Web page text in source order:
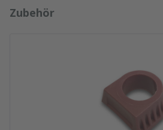
Produktgalerie überspringen
Zubehör